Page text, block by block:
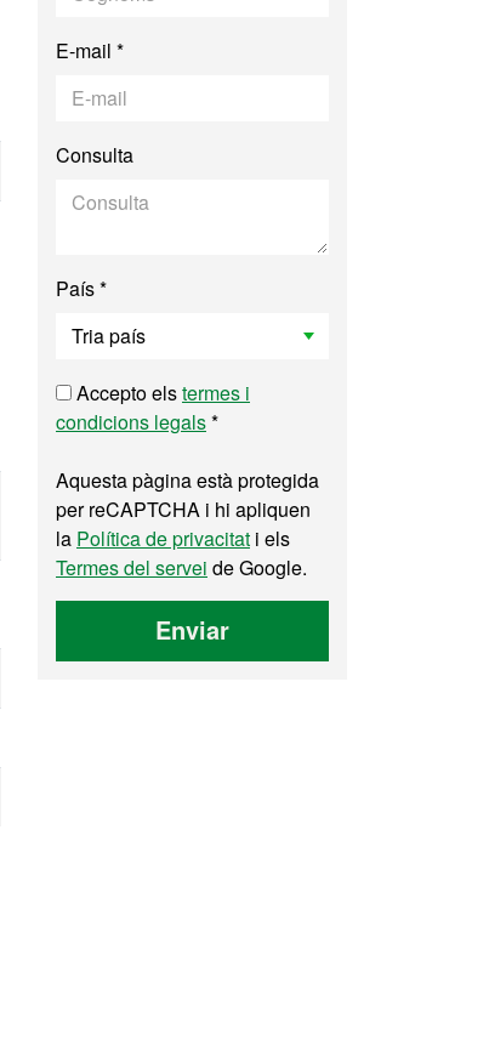
E-mail *
Consulta
País *
Accepto elstermes i
condicions legals*
Aquesta pàgina està protegida
per reCAPTCHA i hi apliquen
la Política de privacitat i els
Termes del servei de Google.
Enviar